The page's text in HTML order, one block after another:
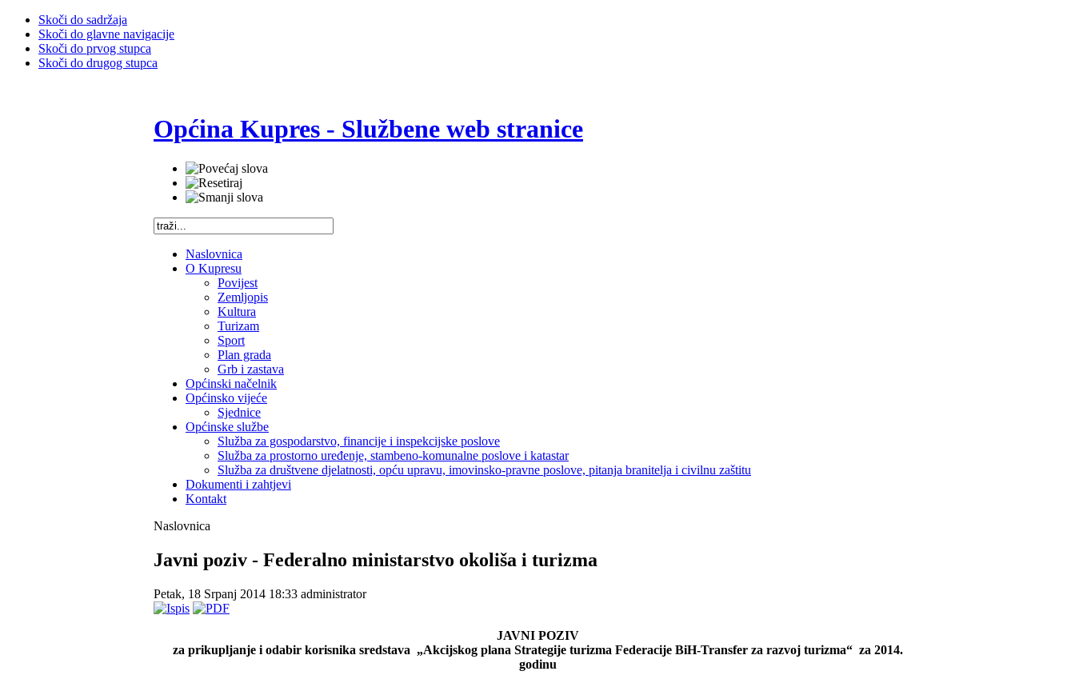
Skoči do sadržaja
Skoči do glavne navigacije
Skoči do prvog stupca
Skoči do drugog stupca
Općina Kupres - Službene web stranice
Naslovnica
O Kupresu
Povijest
Zemljopis
Kultura
Turizam
Sport
Plan grada
Grb i zastava
Općinski načelnik
Općinsko vijeće
Sjednice
Općinske službe
Služba za gospodarstvo, financije i inspekcijske poslove
Služba za prostorno uređenje, stambeno-komunalne poslove i katastar
Služba za društvene djelatnosti, opću upravu, imovinsko-pravne poslove, pitanja branitelja i civilnu zaštitu
Dokumenti i zahtjevi
Kontakt
Naslovnica
Javni poziv - Federalno ministarstvo okoliša i turizma
Petak, 18 Srpanj 2014 18:33 administrator
JAVNI POZIV
za prikupljanje i odabir korisnika sredstava „Akcijskog plana Strategije turizma Federacije BiH-Transfer za razvoj turizma“ za 2014.
godinu